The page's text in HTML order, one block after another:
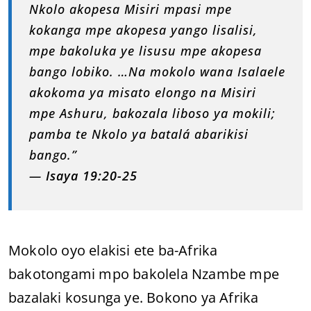
Nkolo akopesa Misiri mpasi mpe
kokanga mpe akopesa yango lisalisi,
mpe bakoluka ye lisusu mpe akopesa
bango lobiko. …Na mokolo wana Isalaele
akokoma ya misato elongo na Misiri
mpe Ashuru, bakozala liboso ya mokili;
pamba te Nkolo ya batalá abarikisi
bango.”
— Isaya 19:20-25
Mokolo oyo elakisi ete ba-Afrika
bakotongami mpo bakolela Nzambe mpe
bazalaki kosunga ye. Bokono ya Afrika